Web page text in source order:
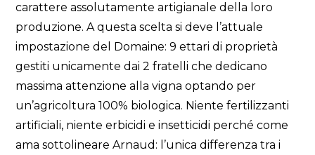
carattere assolutamente artigianale della loro
produzione. A questa scelta si deve l’attuale
impostazione del Domaine: 9 ettari di proprietà
gestiti unicamente dai 2 fratelli che dedicano
massima attenzione alla vigna optando per
un’agricoltura 100% biologica. Niente fertilizzanti
artificiali, niente erbicidi e insetticidi perché come
ama sottolineare Arnaud: l’unica differenza tra i